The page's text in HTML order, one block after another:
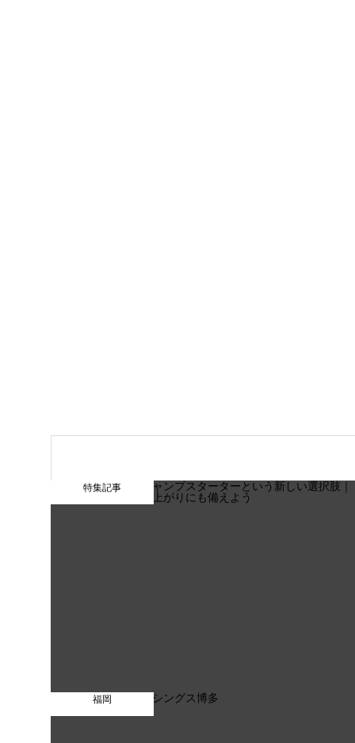
特集記事
福岡